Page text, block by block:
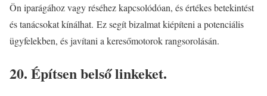
Ön iparágához vagy réséhez kapcsolódóan, és értékes betekintést
és tanácsokat kínálhat. Ez segít bizalmat kiépíteni a potenciális
ügyfelekben, és javítani a keresőmotorok rangsorolásán.
20. Építsen belső linkeket.